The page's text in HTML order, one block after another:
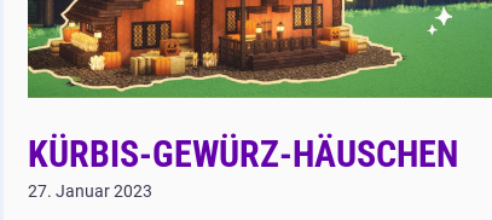
KÜRBIS-GEWÜRZ-HÄUSCHEN
27. Januar 2023